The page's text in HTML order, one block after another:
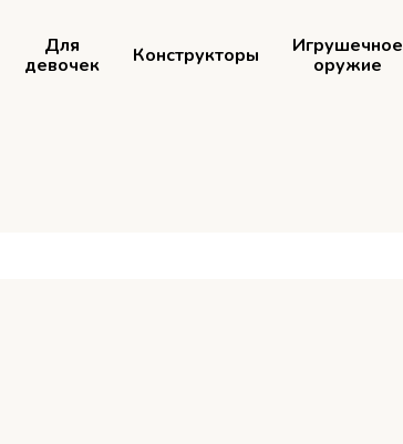
Для
девочек
Конструкторы
Игрушечное
оружие